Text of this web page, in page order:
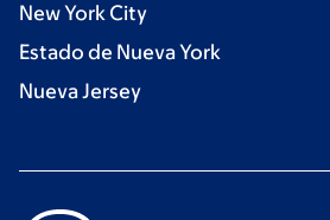
New York City
Estado de Nueva York
Nueva Jersey